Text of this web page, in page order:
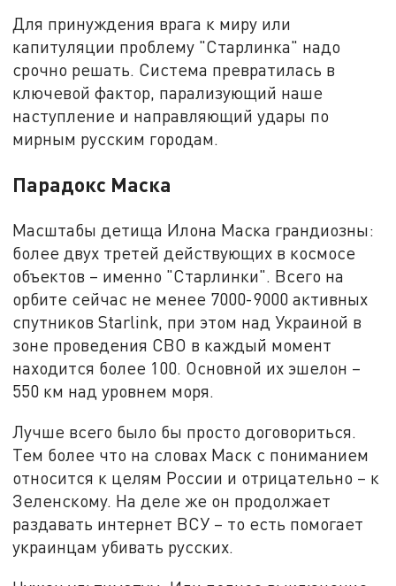
Для принуждения врага к миру или
капитуляции проблему "Старлинка" надо
срочно решать. Система превратилась в
ключевой фактор, парализующий наше
наступление и направляющий удары по
мирным русским городам.
Парадокс Маска
Масштабы детища Илона Маска грандиозны:
более двух третей действующих в космосе
объектов – именно "Старлинки". Всего на
орбите сейчас не менее 7000-9000 активных
спутников Starlink, при этом над Украиной в
зоне проведения СВО в каждый момент
находится более 100. Основной их эшелон –
550 км над уровнем моря.
Лучше всего было бы просто договориться.
Тем более что на словах Маск с пониманием
относится к целям России и отрицательно – к
Зеленскому. На деле же он продолжает
раздавать интернет ВСУ – то есть помогает
украинцам убивать русских.